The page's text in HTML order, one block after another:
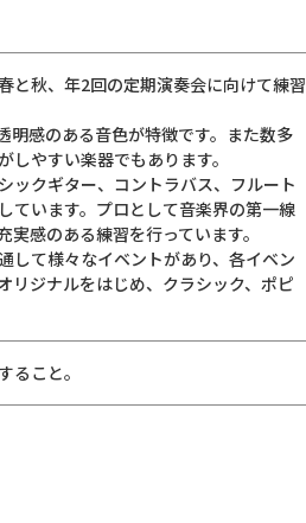
と秋、年2回の定期演奏会に向けて練習
明感のある音色が特徴です。また数多
やすい楽器でもあります。
ックギター、コントラバス、フルート
ています。プロとして音楽界の第一線
感のある練習を行っています。
して様々なイベントがあり、各イベン
リジナルをはじめ、クラシック、ポピ
ること。